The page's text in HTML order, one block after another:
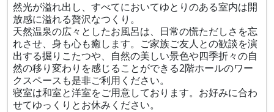
然光が溢れ出し、すべてにおいてゆとりのある室内は開
放感に溢れる贅沢なつくり。
天然温泉の広々としたお風呂は、日常の慌ただしさを忘
れさせ、身も心も癒します。ご家族ご友人との歓談を演
出する掘りこたつや、自然の美しい景色や四季折々の自
然の移り変わりを感じることができる2階ホールのワー
クスペースも是非ご利用ください。
寝室は和室と洋室をご用意しております。お好みに合わ
せてゆっくりとお休みください。